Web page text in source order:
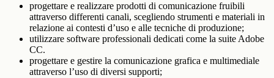
progettare e realizzare prodotti di comunicazione fruibili
attraverso differenti canali, scegliendo strumenti e materiali in
relazione ai contesti d’uso e alle tecniche di produzione;
utilizzare software professionali dedicati come la suite Adobe
CC.
progettare e gestire la comunicazione grafica e multimediale
attraverso l’uso di diversi supporti;